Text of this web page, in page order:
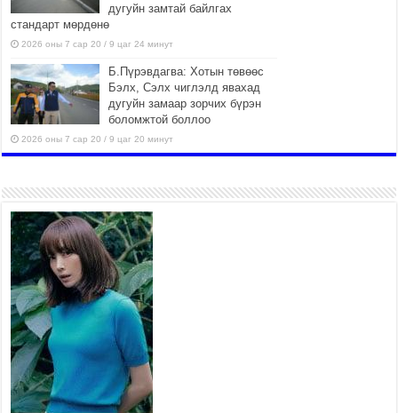
дугуйн замтай байлгах
стандарт мөрдөнө
2026 оны 7 сар 20 / 9 цаг 24 минут
Б.Пүрэвдагва: Хотын төвөөс
Бэлх, Сэлх чиглэлд явахад
дугуйн замаар зорчих бүрэн
боломжтой боллоо
2026 оны 7 сар 20 / 9 цаг 20 минут
шугам хоолойн ажил 80
хувьтай үргэлжилж байна
2026 оны 7 сар 20 / 9 цаг 14 минут
Усархаг аадар бороо орж
байгаа тул аюулгүй байдлаа
хангаж, үер усны аюулаас
сэрэмжлэхийг нийслэлийн
Онцгой байдлын газраас анхааруулж байна
2026 оны 7 сар 20 / 9 цаг 09 минут
311 алба хаагч, 119 техник хэрэгсэлтэй ажиллаж
үер усны аюул, болзошгүй эрсдэлээс сэргийлж
байна